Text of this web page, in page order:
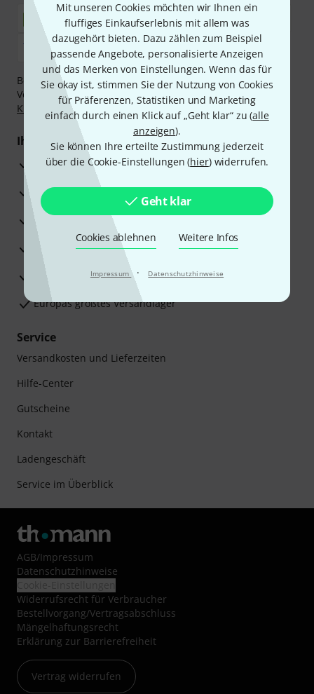
Mit unseren Cookies möchten wir Ihnen ein
fluffiges Einkaufserlebnis mit allem was
dazugehört bieten. Dazu zählen zum Beispiel
passende Angebote, personalisierte Anzeigen
und das Merken von Einstellungen. Wenn das für
Sie okay ist, stimmen Sie der Nutzung von Cookies
für Präferenzen, Statistiken und Marketing
einfach durch einen Klick auf „Geht klar“ zu (alle
anzeigen).
Sie können Ihre erteilte Zustimmung jederzeit
über die Cookie-Einstellungen (hier) widerrufen.
Geht klar
Cookies ablehnen Weitere Infos
Impressum · Datenschutzhinweise
Bezahlen Sie vertraulich und sicher per Nachnahme,
Vorkasse, PayPal, Amazon Pay, Klarna Sofort bezahlen
Klarna Ratenzahlungoder Kreditkarte.
Ihre Vorteile
3 Jahre Thomann Garantie
30 Tage Money-Back-Garantie
Reparaturservice
Beratung durch Fachexperten
Zufriedenheitsgarantie
Europas größtes Versandlager
Service
Versandkosten und Lieferzeiten
Hilfe-Center
Gutscheine
Kontakt
Ladengeschäft
Service im Überblick
AGB/Impressum
Datenschutzhinweise
Widerrufsrecht für Verbraucher
Bestellvorgang/Vertragsabschluss
Mängelhaftungsrecht
Erklärung zur Barrierefreiheit
Vertrag widerrufen